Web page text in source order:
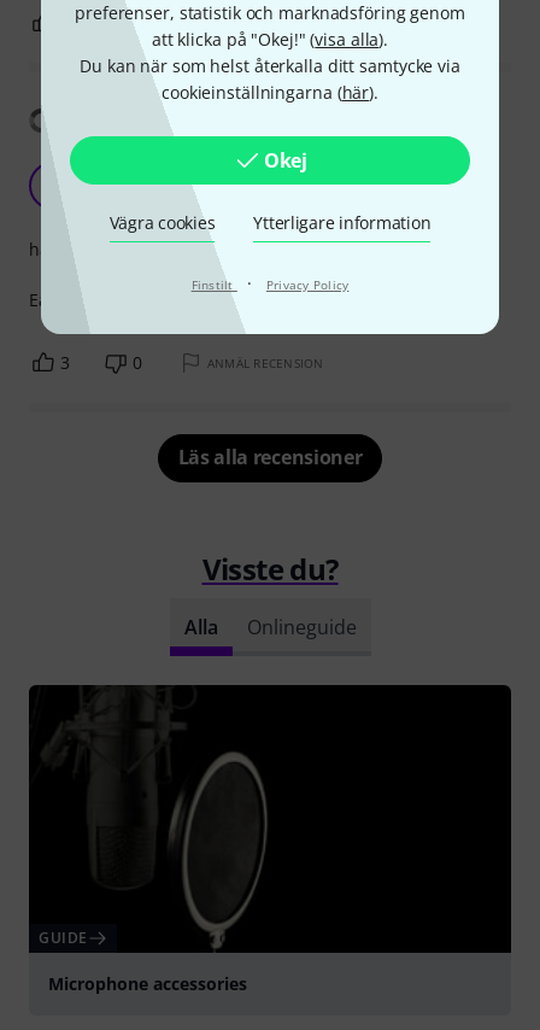
preferenser, statistik och marknadsföring genom
att klicka på "Okej!" (visa alla).
Du kan när som helst återkalla ditt samtycke via
cookieinställningarna (här).
Okej
Vägra cookies Ytterligare information
Finstilt · Privacy Policy
0 ANMÄL RECENSION
Visa översättning
Best Optogate in the market
Bleg 25.01.2026
Easiest to use, only needs 48v for power, lasts very long.
hantverkskvalitet
3 0 ANMÄL RECENSION
Läs alla recensioner
Visste du?
Alla Onlineguide
GUIDE
Microphone accessories